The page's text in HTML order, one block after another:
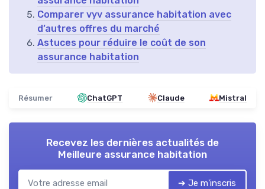
Comparer vyv assurance habitation avec
d’autres offres du marché
Astuces pour réduire le coût de son
assurance habitation
Résumer ChatGPT Claude Mistral
Recevez les dernières actualités de
Meilleure assurance habitation
➔ Je m'inscris